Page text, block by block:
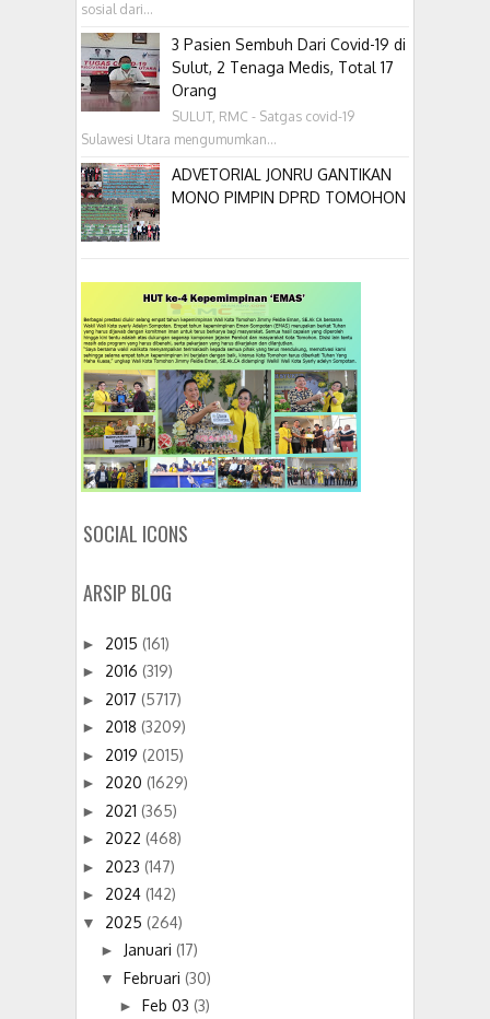
sosial dari...
3 Pasien Sembuh Dari Covid-19 di
Sulut, 2 Tenaga Medis, Total 17
Orang
SULUT, RMC - Satgas covid-19
Sulawesi Utara mengumumkan...
ADVETORIAL JONRU GANTIKAN
MONO PIMPIN DPRD TOMOHON
SOCIAL ICONS
ARSIP BLOG
► 2015 (161)
► 2016 (319)
► 2017 (5717)
► 2018 (3209)
► 2019 (2015)
► 2020 (1629)
► 2021 (365)
► 2022 (468)
► 2023 (147)
► 2024 (142)
▼ 2025 (264)
► Januari (17)
▼ Februari (30)
► Feb 03 (3)